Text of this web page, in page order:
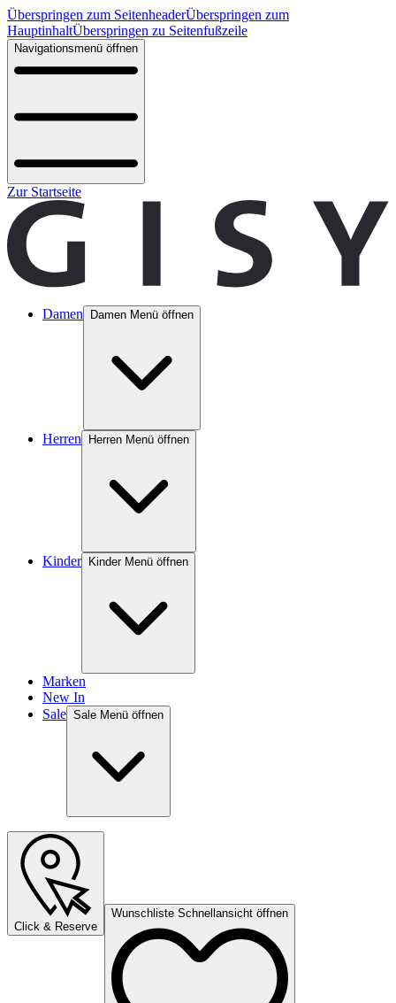
Überspringen zum SeitenheaderÜberspringen zum
HauptinhaltÜberspringen zu Seitenfußzeile
Navigationsmenü öffnen
Zur Startseite
Damen Damen Menü öffnen
Herren Herren Menü öffnen
Kinder Kinder Menü öffnen
Marken
New In
Sale Sale Menü öffnen
Click & Reserve
Wunschliste Schnellansicht öffnen